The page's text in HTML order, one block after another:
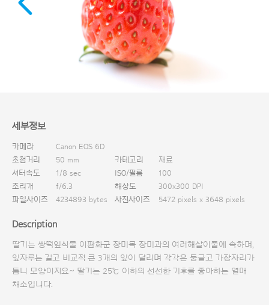
세부정보
카메라
Canon EOS 6D
초첨거리
50 mm 카테고리
재료
셔터속도
1/8 sec ISO/필름
100
조리개
f/6.3 해상도
300x300 DPI
파일사이즈
4234893 bytes 사진사이즈 5472 pixels x 3648 pixels
Description
딸기는 쌍떡잎식물 이판화군 장미목 장미과의 여러해살이풀에 속하며,
잎자루는 길고 비교적 큰 3개의 잎이 달리며 각각은 둥글고 가장자리가
톱니 모양이지요~ 딸기는 25℃ 이하의 선선한 기후를 좋아하는 열매
채소입니다.